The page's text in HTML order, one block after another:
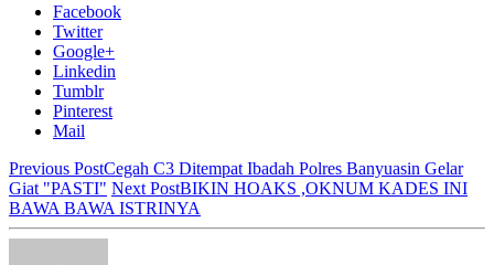
Facebook
Twitter
Google+
Linkedin
Tumblr
Pinterest
Mail
Previous PostCegah C3 Ditempat Ibadah Polres Banyuasin Gelar
Giat "PASTI" Next PostBIKIN HOAKS ,OKNUM KADES INI
BAWA BAWA ISTRINYA